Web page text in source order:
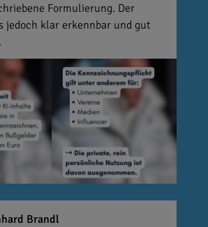
Formulierung. Der
jedoch klar erkennbar und gut
Brandl